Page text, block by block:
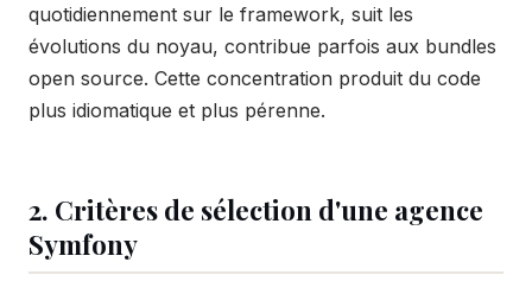
quotidiennement sur le framework, suit les
évolutions du noyau, contribue parfois aux bundles
open source. Cette concentration produit du code
plus idiomatique et plus pérenne.
2. Critères de sélection d'une agence
Symfony